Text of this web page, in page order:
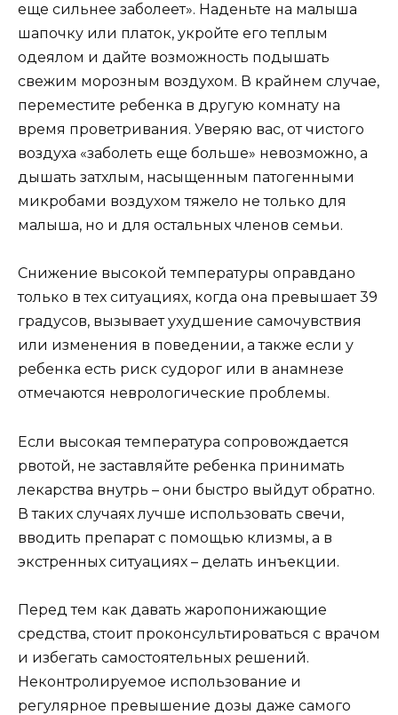
еще сильнее заболеет». Наденьте на малыша
шапочку или платок, укройте его теплым
одеялом и дайте возможность подышать
свежим морозным воздухом. В крайнем случае,
переместите ребенка в другую комнату на
время проветривания. Уверяю вас, от чистого
воздуха «заболеть еще больше» невозможно, а
дышать затхлым, насыщенным патогенными
микробами воздухом тяжело не только для
малыша, но и для остальных членов семьи.
Снижение высокой температуры оправдано
только в тех ситуациях, когда она превышает 39
градусов, вызывает ухудшение самочувствия
или изменения в поведении, а также если у
ребенка есть риск судорог или в анамнезе
отмечаются неврологические проблемы.
Если высокая температура сопровождается
рвотой, не заставляйте ребенка принимать
лекарства внутрь – они быстро выйдут обратно.
В таких случаях лучше использовать свечи,
вводить препарат с помощью клизмы, а в
экстренных ситуациях – делать инъекции.
Перед тем как давать жаропонижающие
средства, стоит проконсультироваться с врачом
и избегать самостоятельных решений.
Неконтролируемое использование и
регулярное превышение дозы даже самого